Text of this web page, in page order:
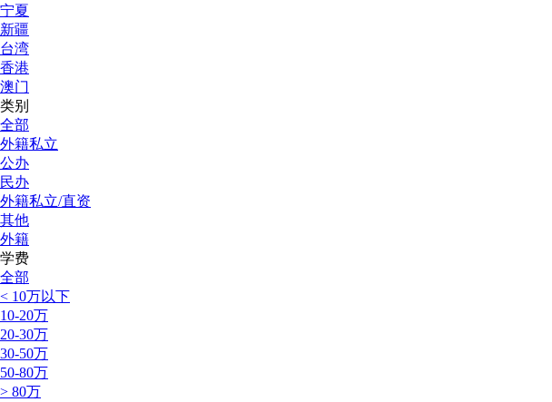
宁夏
新疆
台湾
香港
澳门
类别
全部
外籍私立
公办
民办
外籍私立/直资
其他
外籍
学费
全部
< 10万以下
10-20万
20-30万
30-50万
50-80万
> 80万